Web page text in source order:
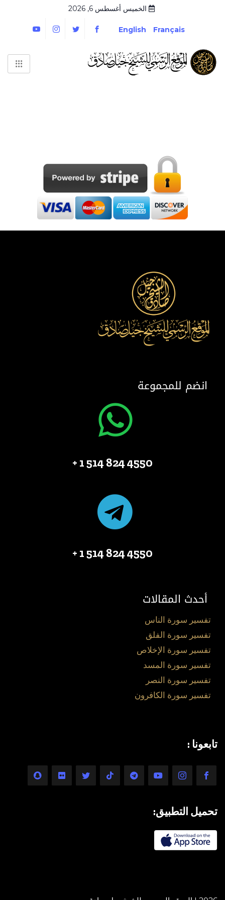
الخميس أغسطس 6, 2026
Français
English
انضم للمجموعة
4550 824 514 1 +
4550 824 514 1 +
أحدث المقالات
تفسير سورة الناس
تفسير سورة الفلق
تفسير سورة الإخلاص
تفسير سورة المسد
تفسير سورة النصر
تفسير سورة الكافرون
تابعونا :
تحميل التطبيق: